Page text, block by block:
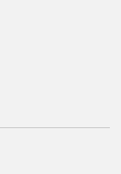
en twitteren facebook
para compartir en